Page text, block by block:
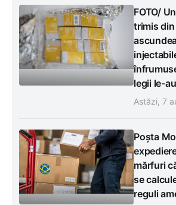
FOTO/
trimis
legii le-
Astăzi, 7
Poșta
mărfuri
se
reguli